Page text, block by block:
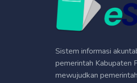
Sistem informasi
pemerintah Kabupaten
mewujudkan